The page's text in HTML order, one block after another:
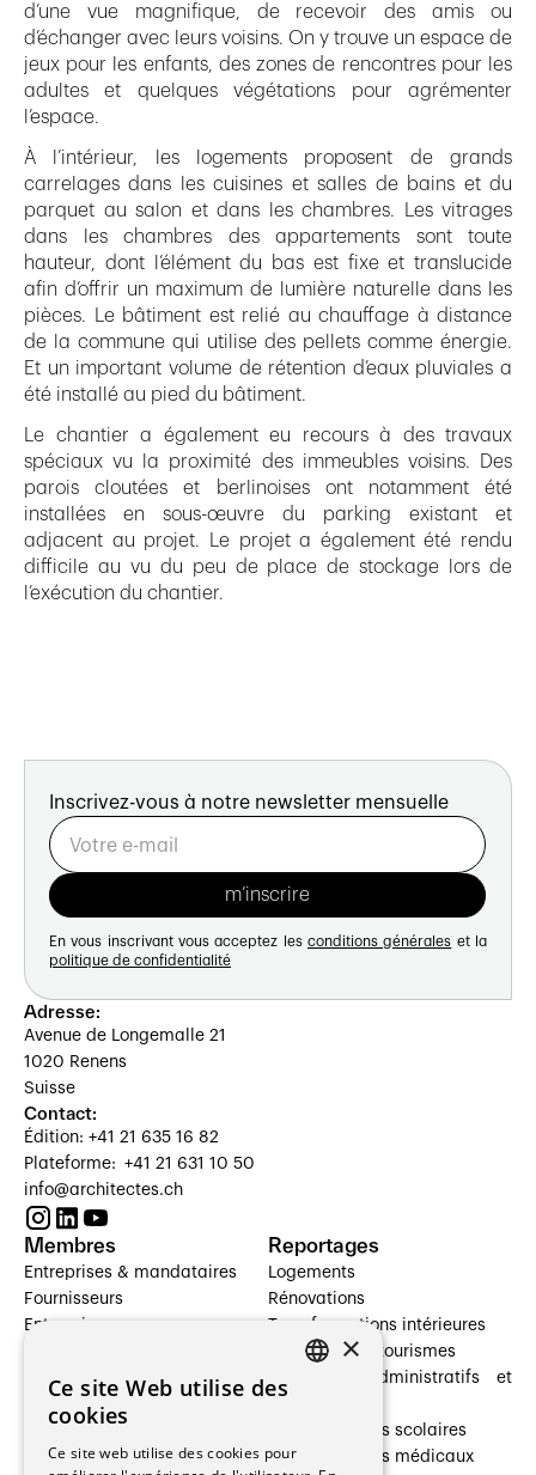
d’une vue magnifique, de recevoir des amis ou
d’échanger avec leurs voisins. On y trouve un espace de
jeux pour les enfants, des zones de rencontres pour les
adultes et quelques végétations pour agrémenter
l’espace.
À l’intérieur, les logements proposent de grands
carrelages dans les cuisines et salles de bains et du
parquet au salon et dans les chambres. Les vitrages
dans les chambres des appartements sont toute
hauteur, dont l’élément du bas est fixe et translucide
afin d’offrir un maximum de lumière naturelle dans les
pièces. Le bâtiment est relié au chauffage à distance
de la commune qui utilise des pellets comme énergie.
Et un important volume de rétention d’eaux pluviales a
été installé au pied du bâtiment.
Le chantier a également eu recours à des travaux
spéciaux vu la proximité des immeubles voisins. Des
parois cloutées et berlinoises ont notamment été
installées en sous-œuvre du parking existant et
adjacent au projet. Le projet a également été rendu
difficile au vu du peu de place de stockage lors de
l’exécution du chantier.
Inscrivez-vous à notre newsletter mensuelle
En vous inscrivant vous acceptez les conditions générales et la
politique de confidentialité
Adresse:
Avenue de Longemalle 21
1020 Renens
Suisse
Contact:
Édition: +41 21 635 16 82
Plateforme: +41 21 631 10 50
info@architectes.ch
Membres
Entreprises & mandataires
Fournisseurs
Entreprises
Architectes paysagistes
Architectes d'intérieur
Entreprises générales
Reportages
Logements
Rénovations
Transformations intérieures
Hôtelleries et tourismes
Bâtiments administratifs et
Établissements scolaires
Établissements médicaux
×
Ce site Web utilise des
cookies
Ce site web utilise des cookies pour